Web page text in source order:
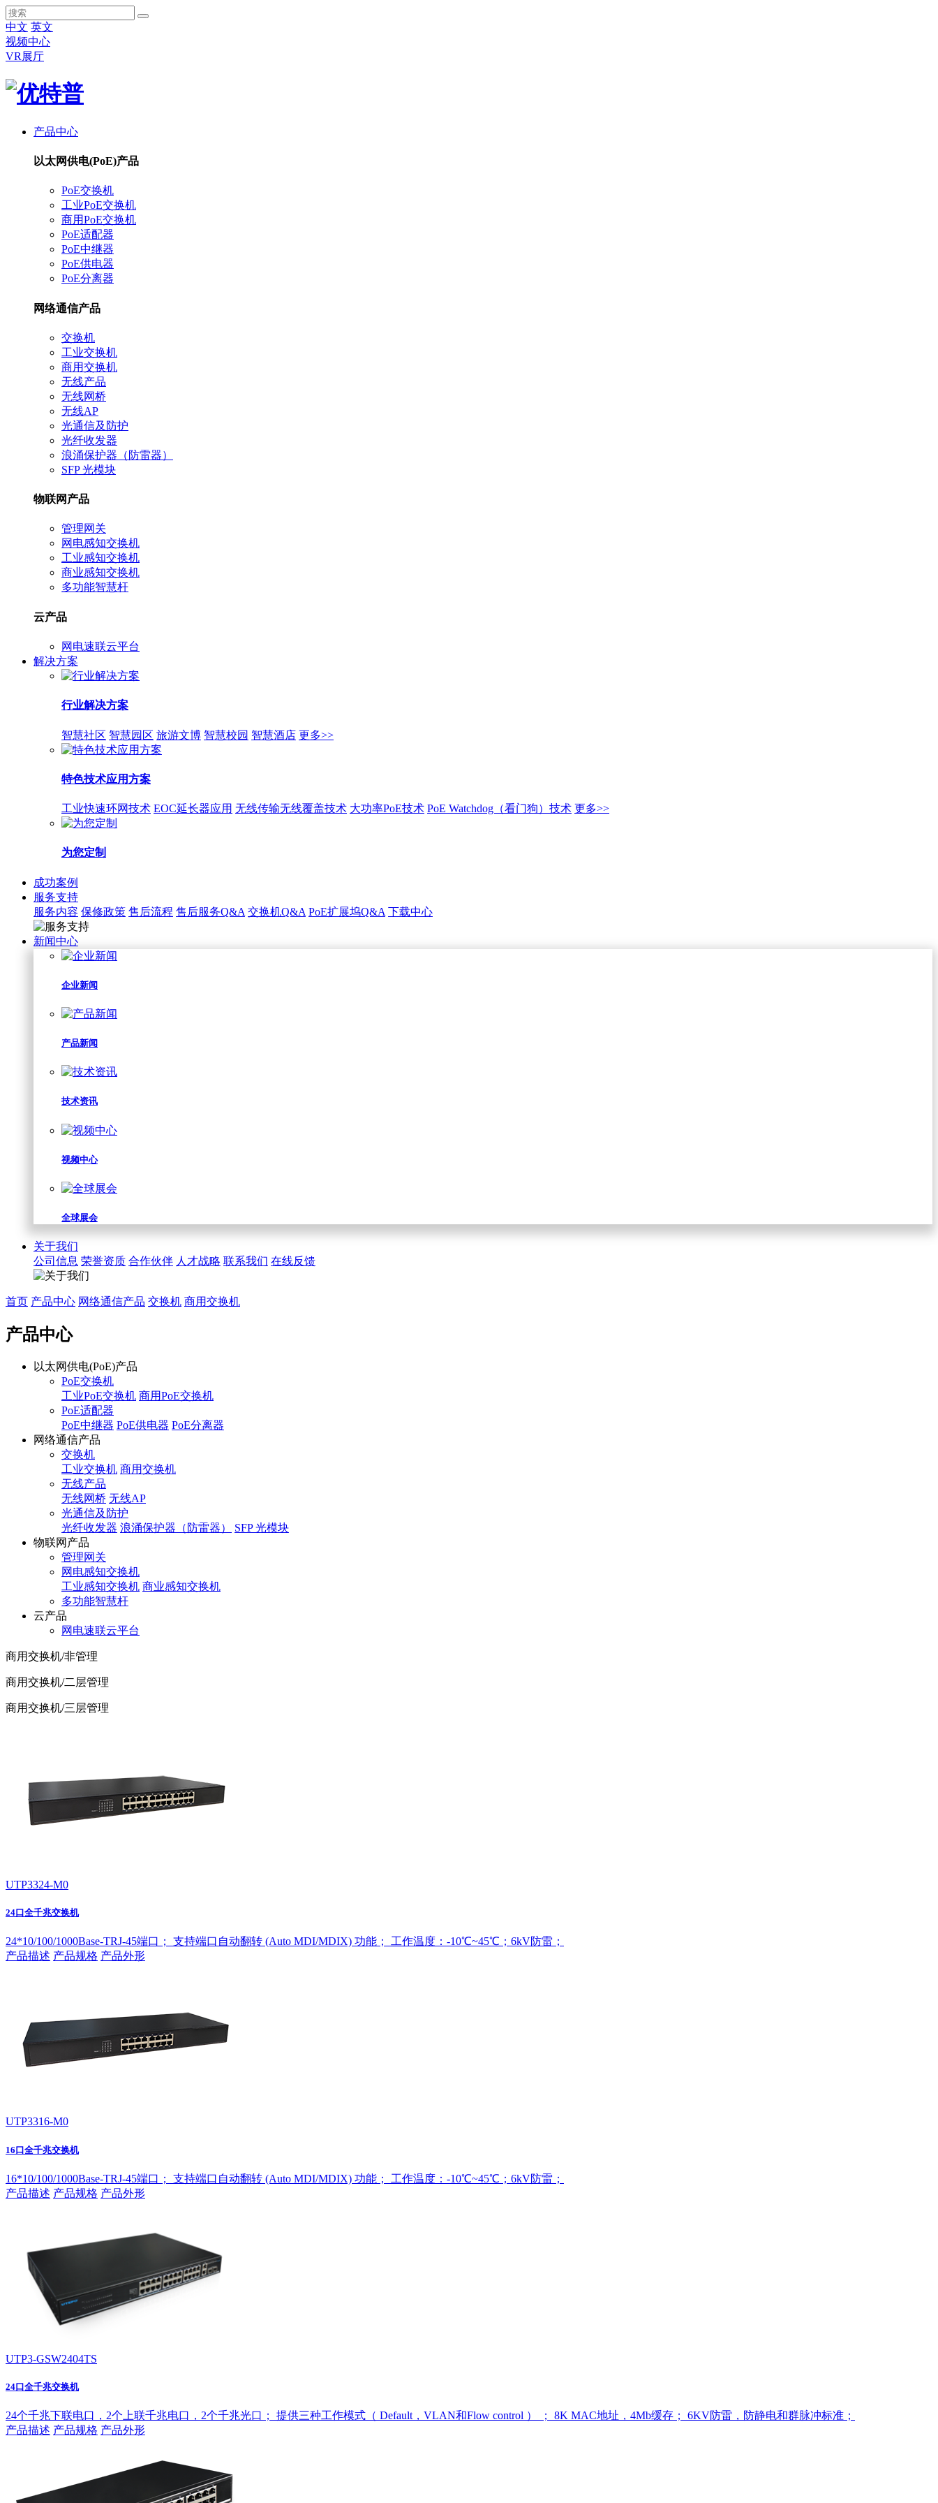
中文 英文
视频中心
VR展厅
产品中心
以太网供电(PoE)产品
PoE交换机
工业PoE交换机
商用PoE交换机
PoE适配器
PoE中继器
PoE供电器
PoE分离器
网络通信产品
交换机
工业交换机
商用交换机
无线产品
无线网桥
无线AP
光通信及防护
光纤收发器
浪涌保护器（防雷器）
SFP 光模块
物联网产品
管理网关
网电感知交换机
工业感知交换机
商业感知交换机
多功能智慧杆
云产品
网电速联云平台
解决方案
行业解决方案
智慧社区 智慧园区 旅游文博 智慧校园 智慧酒店 更多>>
特色技术应用方案
工业快速环网技术 EOC延长器应用 无线传输无线覆盖技术 大功率PoE技术 PoE Watchdog（看门狗）技术 更多>>
为您定制
成功案例
服务支持
服务内容 保修政策 售后流程 售后服务Q&A 交换机Q&A PoE扩展坞Q&A 下载中心
新闻中心
企业新闻
产品新闻
技术资讯
视频中心
全球展会
关于我们
公司信息 荣誉资质 合作伙伴 人才战略 联系我们 在线反馈
首页 产品中心 网络通信产品 交换机 商用交换机
产品中心
以太网供电(PoE)产品
PoE交换机
工业PoE交换机 商用PoE交换机
PoE适配器
PoE中继器 PoE供电器 PoE分离器
网络通信产品
交换机
工业交换机 商用交换机
无线产品
无线网桥 无线AP
光通信及防护
光纤收发器 浪涌保护器（防雷器）
SFP 光模块
物联网产品
管理网关
网电感知交换机
工业感知交换机 商业感知交换机
多功能智慧杆
云产品
网电速联云平台
商用交换机/非管理
商用交换机/二层管理
商用交换机/三层管理
UTP3324-M0
24口全千兆交换机
24*10/100/1000Base-TRJ-45端口； 支持端口自动翻转 (Auto MDI/MDIX) 功能； 工作温度：-10℃~45℃； 6kV防雷；
产品描述 产品规格 产品外形
UTP3316-M0
16口全千兆交换机
16*10/100/1000Base-TRJ-45端口； 支持端口自动翻转 (Auto MDI/MDIX) 功能； 工作温度：-10℃~45℃； 6kV防雷；
产品描述 产品规格 产品外形
UTP3-GSW2404TS
24口全千兆交换机
24个千兆下联电口，2个上联千兆电口，2个千兆光口； 提供三种工作模式（ Default，VLAN和Flow control ） ； 8K MAC地址，4Mb缓存； 6KV防雷，防静电和群脉冲标准；
产品描述 产品规格 产品外形